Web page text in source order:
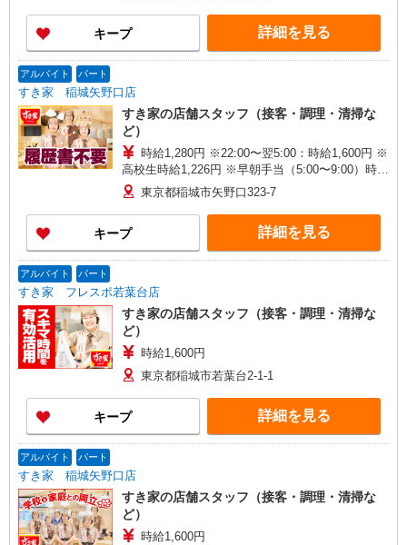
キープ 詳細を見る
アルバイト パート
すき家 稲城矢野口店
すき家の店舗スタッフ（接客・調理・清掃な
ど）
時給1,280円 ※22:00〜翌5:00：時給1,600円 ※
高校生時給1,226円 ※早朝手当（5:00〜9:00）時給
＋150円
東京都稲城市矢野口323-7
キープ 詳細を見る
アルバイト パート
すき家 フレスポ若葉台店
すき家の店舗スタッフ（接客・調理・清掃な
ど）
時給1,600円
東京都稲城市若葉台2-1-1
キープ 詳細を見る
アルバイト パート
すき家 稲城矢野口店
すき家の店舗スタッフ（接客・調理・清掃な
ど）
時給1,600円